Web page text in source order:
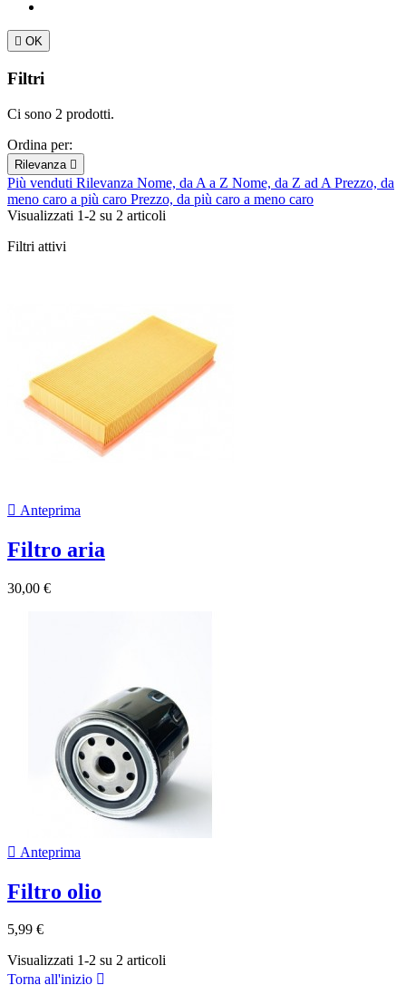
 OK
Filtri
Ci sono 2 prodotti.
Ordina per:
Rilevanza 
Più venduti Rilevanza Nome, da A a Z Nome, da Z ad A Prezzo, da
meno caro a più caro Prezzo, da più caro a meno caro
Visualizzati 1-2 su 2 articoli
Filtri attivi
 Anteprima
Filtro aria
30,00 €
 Anteprima
Filtro olio
5,99 €
Visualizzati 1-2 su 2 articoli
Torna all'inizio 